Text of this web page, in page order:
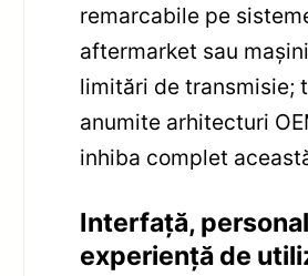
remarcabile pe
aftermarket sau
limitări de transmisie;
anumite arhitecturi
inhiba complet
Interfață,
experiență de